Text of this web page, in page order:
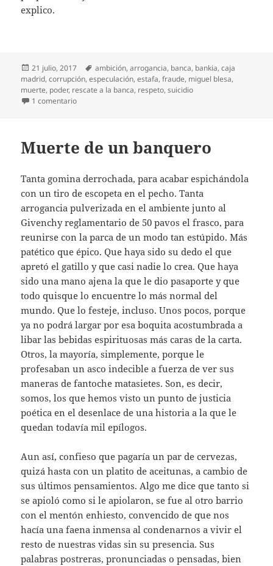
explico.
Publicado
el
21 julio, 2017 Etiquetas
ambición,arrogancia, banca, bankia,caja
madrid,corrupción,especulación,estafa,fraude, miguel blesa,
muerte, poder, rescate a la banca, respeto,suicidio
1 comentarioen Muerte de un banquero (2)
Muerte de un banquero
Tanta gomina derrochada, para acabar espichándola
con un tiro de escopeta en el pecho. Tanta
arrogancia pulverizada en el ambiente junto al
Givenchy reglamentario de 50 pavos el frasco, para
reunirse con la parca de un modo tan estúpido. Más
patético que épico. Que haya sido su dedo el que
apretó el gatillo y que casi nadie lo crea. Que haya
sido una mano ajena la que le dio pasaporte y que
todo quisque lo encuentre lo más normal del
mundo. Que lo festeje, incluso. Unos pocos, porque
ya no podrá largar por esa boquita acostumbrada a
libar las bebidas espirituosas más caras de la carta.
Otros, la mayoría, simplemente, porque le
profesaban un asco indecible a fuerza de ver sus
maneras de fantoche matasietes. Son, es decir,
somos, los que hemos visto un punto de justicia
poética en el desenlace de una historia a la que le
quedan todavía mil epílogos.
Aun así, confieso que pagaría un par de cervezas,
quizá hasta con un platito de aceitunas, a cambio de
sus últimos pensamientos. Algo me dice que tanto si
se apioló como si le apiolaron, se fue al otro barrio
con el mentón enhiesto, convencido de que nos
hacía una faena inmensa al condenarnos a vivir el
resto de nuestras vidas sin su presencia. Sus
palabras postreras, pronunciadas o pensadas, bien